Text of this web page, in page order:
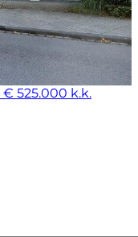
€ 525.000 k.k.